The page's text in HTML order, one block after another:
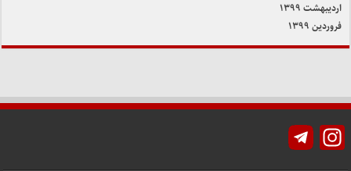
اردیبهشت ۱۳۹۹
فروردین ۱۳۹۹
Instagram